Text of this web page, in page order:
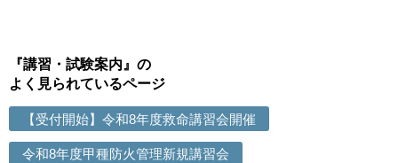
『講習・試験案内』の
よく見られているページ
【受付開始】令和8年度救命講習会開催
令和8年度甲種防火管理新規講習会